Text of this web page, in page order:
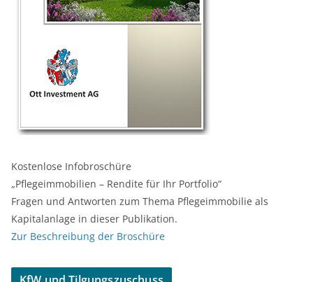
Kostenlose Infobroschüre
„Pflegeimmobilien – Rendite für Ihr Portfolio“
Fragen und Antworten zum Thema Pflegeimmobilie als
Kapitalanlage in dieser Publikation.
Zur Beschreibung der Broschüre